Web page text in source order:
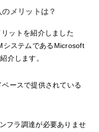
メリットは？
ットを紹介しました
システムであるMicrosoft
介します。
ベースで提供されている
フラ調達が必要ありませ